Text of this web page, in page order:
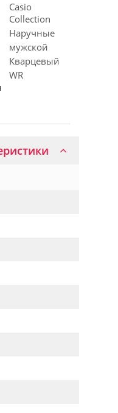
Casio
Collection
Наручные
мужской
Кварцевый
WR